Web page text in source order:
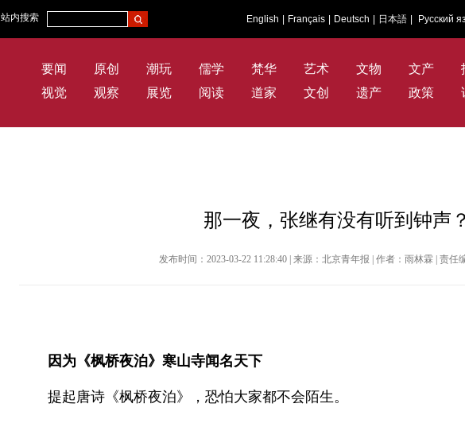
站内搜索 English Français Deutsch 日本語 Русский
要闻 原创 潮玩 儒学 梵华 艺术 文物 文产
视觉
观察 展览 阅读 道家 文创 遗产 政策
那一夜，张继有没有听到钟声？
发布时间：2023-03-22 11:28:40 | 来源：​北京青年报 | 作者：雨林霖 | 责任
因为《枫桥夜泊》寒山寺闻名天下
提起唐诗《枫桥夜泊》，恐怕大家都不会陌生。